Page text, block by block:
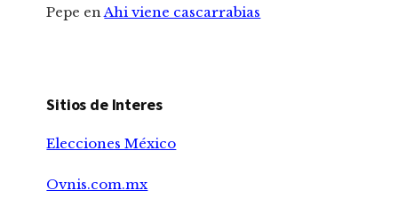
Pepe enAhi viene cascarrabias
Sitios de Interes
Elecciones México
Ovnis.com.mx